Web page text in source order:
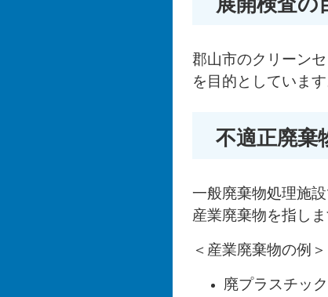
郡山市のクリーン
を目的としています
不適正廃棄
一般廃棄物処理施
産業廃棄物を指し
＜産業廃棄物の例＞
廃プラスチッ